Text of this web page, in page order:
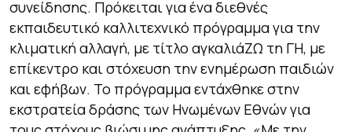
συνείδησης. Πρόκειται για ένα διεθνές
εκπαιδευτικό καλλιτεχνικό πρόγραμμα για την
κλιματική αλλαγή, με τίτλο αγκαλιάΖΩ τη ΓΗ, με
επίκεντρο και στόχευση την ενημέρωση παιδιών
και εφήβων. Το πρόγραμμα εντάχθηκε στην
εκστρατεία δράσης των Ηνωμένων Εθνών για